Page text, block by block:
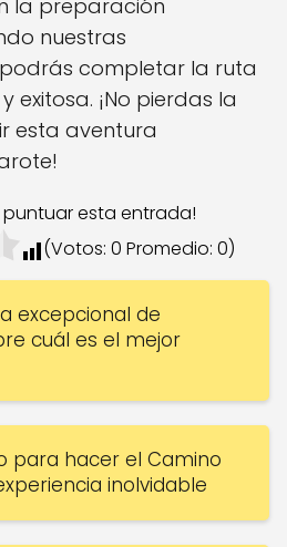
la preparación
nuestras
completar la ruta
exitosa. ¡No pierdas la
esta aventura
puntuar esta entrada!
(Votos: 0 Promedio: 0)
excepcional de
cuál es el mejor
para hacer el Camino
inolvidable